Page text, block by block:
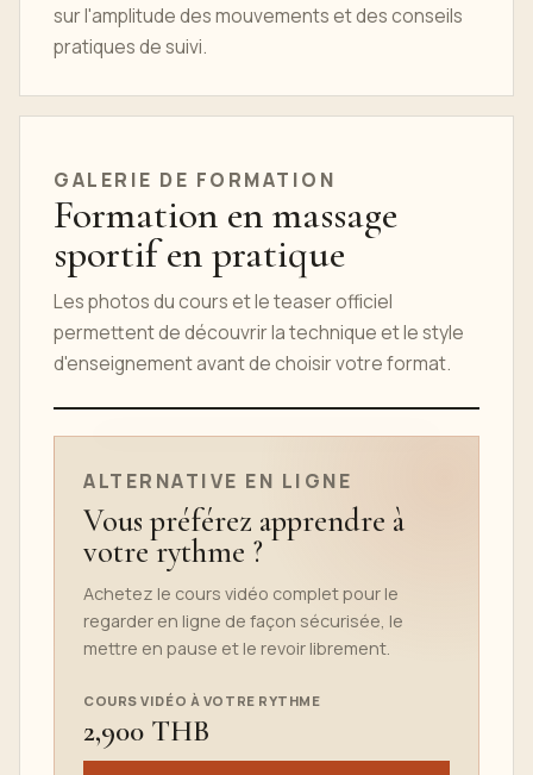
sur l'amplitude des mouvements et des conseils
pratiques de suivi.
GALERIE DE FORMATION
Formation en massage
sportif en pratique
Les photos du cours et le teaser officiel
permettent de découvrir la technique et le style
d'enseignement avant de choisir votre format.
TEASER DU COURS EN LIGNE
ALTERNATIVE EN LIGNE
Vous préférez apprendre à
votre rythme ?
Achetez le cours vidéo complet pour le
regarder en ligne de façon sécurisée, le
mettre en pause et le revoir librement.
COURS VIDÉO À VOTRE RYTHME
2,900 THB